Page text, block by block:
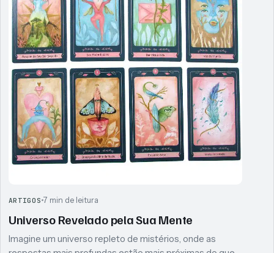
ARTIGOS 7 min de leitura
Universo Revelado pela Sua Mente
Imagine um universo repleto de mistérios, onde as